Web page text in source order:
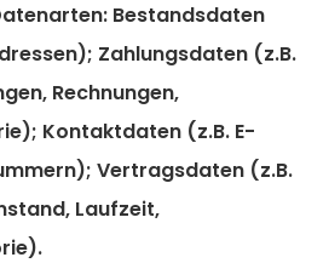
Bestandsdaten
Zahlungsdaten (z.B.
Rechnungen,
Kontaktdaten (z.B. E-
Vertragsdaten (z.B.
Laufzeit,